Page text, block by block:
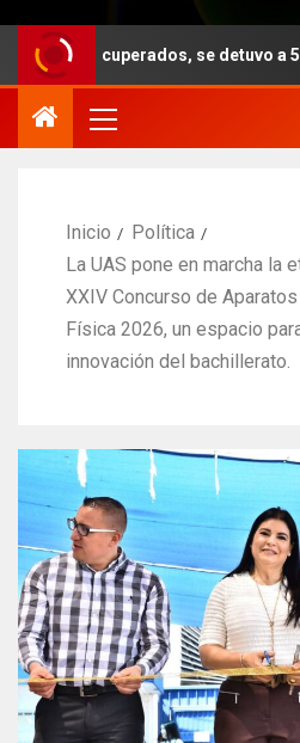
se detuvo a 57 personas
Inicio
Política
La UAS pone en marcha la
XXIV Concurso de
Física 2026, un espacio
innovación del bachillerato.